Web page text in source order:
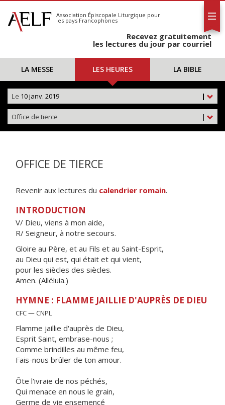
S'abonner
Calendrier
Association Épiscopale Liturgique pour
les pays Francophones
Recevez gratuitement
les lectures du jour par courriel
LA MESSE LES HEURES LA BIBLE
|
Le 10 janv. 2019
|
Office de tierce
OFFICE DE TIERCE
Revenir aux lectures du calendrier romain.
INTRODUCTION
V/ Dieu, viens à mon aide,
R/ Seigneur, à notre secours.
Gloire au Père, et au Fils et au Saint-Esprit,
au Dieu qui est, qui était et qui vient,
pour les siècles des siècles.
Amen. (Alléluia.)
HYMNE : FLAMME JAILLIE D'AUPRÈS DE DIEU
CFC — CNPL
Flamme jaillie d'auprès de Dieu,
Esprit Saint, embrase-nous ;
Comme brindilles au même feu,
Fais-nous brûler de ton amour.
Ôte l'ivraie de nos péchés,
Qui menace en nous le grain,
Germe de vie ensemencé